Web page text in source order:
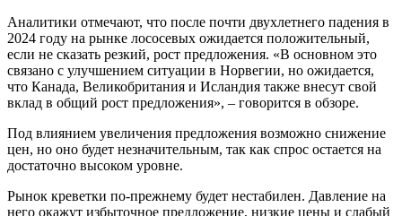
Аналитики отмечают, что после почти двухлетнего падения в
2024 году на рынке лососевых ожидается положительный,
если не сказать резкий, рост предложения. «В основном это
связано с улучшением ситуации в Норвегии, но ожидается,
что Канада, Великобритания и Исландия также внесут свой
вклад в общий рост предложения», – говорится в обзоре.
Под влиянием увеличения предложения возможно снижение
цен, но оно будет незначительным, так как спрос остается на
достаточно высоком уровне.
Рынок креветки по-прежнему будет нестабилен. Давление на
него окажут избыточное предложение, низкие цены и слабый